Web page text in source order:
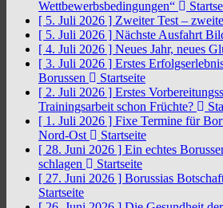
Wettbewerbsbedingungen“
[ 5. Juli 2026 ] Zweiter Test –
[ 5. Juli 2026 ] Nächste Ausfahrt
[ 4. Juli 2026 ] Neues Jahr, neues
[ 3. Juli 2026 ] Erstes
Borussen
Startseite
[ 2. Juli 2026 ] Erstes
Trainingsarbeit schon Früchte?
[ 1. Juli 2026 ] Fixe Termine für
Nord-Ost
Startseite
[ 28. Juni 2026 ] Ein echtes
schlagen
Startseite
[ 27. Juni 2026 ] Borussias
Startseite